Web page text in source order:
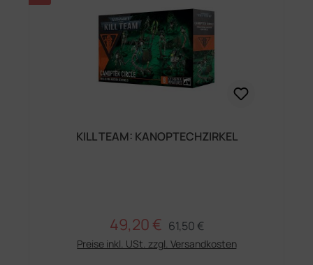
KILL TEAM: KANOPTECHZIRKEL
Verkaufspreis:
49,20 € Regulärer Preis:
61,50 €
Preise inkl. USt. zzgl. Versandkosten